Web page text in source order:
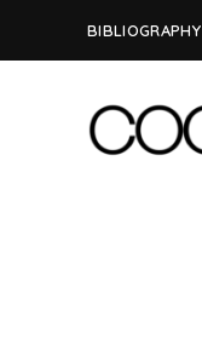
BIBLIOGRAPHY